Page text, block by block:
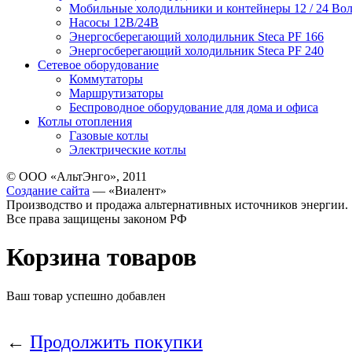
Мобильные холодильники и контейнеры 12 / 24
Насосы 12В/24В
Энергосберегающий холодильник Steca PF 166
Энергосберегающий холодильник Steca PF 240
Сетевое оборудование
Коммутаторы
Маршрутизаторы
Беспроводное оборудование для дома и офиса
Котлы отопления
Газовые котлы
Электрические котлы
© ООО «АльтЭнго», 2011
Создание сайта — «Виалент»
Производство и продажа альтернативных источников энергии.
Все права защищены законом РФ
Корзина товаров
Ваш товар успешно добавлен
← Продолжить покупки